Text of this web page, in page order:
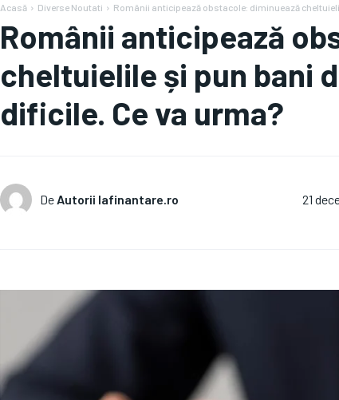
Acasă Diverse Noutati Românii anticipează obstacole: diminuează
Românii anticipează
cheltuielile și pun bani
dificile. Ce va urma?
De Autorii Iafinantare.ro 21